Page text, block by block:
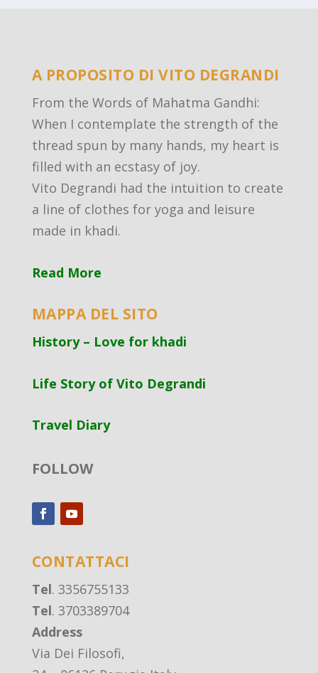
A PROPOSITO DI VITO DEGRANDI
From the Words of Mahatma Gandhi:
When I contemplate the strength of the
thread spun by many hands, my heart is
filled with an ecstasy of joy.
Vito Degrandi had the intuition to create
a line of clothes for yoga and leisure
made in khadi.
Read More
MAPPA DEL SITO
History – Love for khadi
Life Story of Vito Degrandi
Travel Diary
FOLLOW
CONTATTACI
Tel. 3356755133
Tel. 3703389704
Address
Via Dei Filosofi,